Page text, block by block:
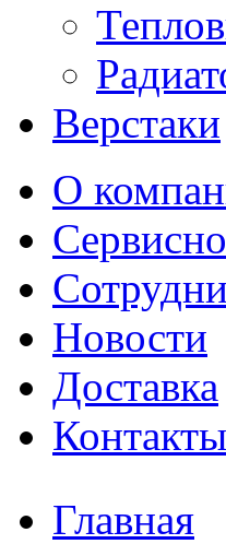
Верстаки
О
Новости
Доставка
Контакты
Главная